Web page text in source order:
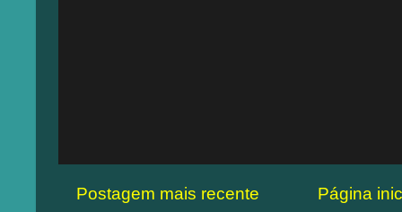
Postagem mais recente Página